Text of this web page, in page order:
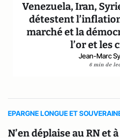
Venezuela, Iran,
détestent
marché et la
l’or et les
Jean-Marc
6 min de
EPARGNE LONGUE ET
N’en déplaise au RN et à